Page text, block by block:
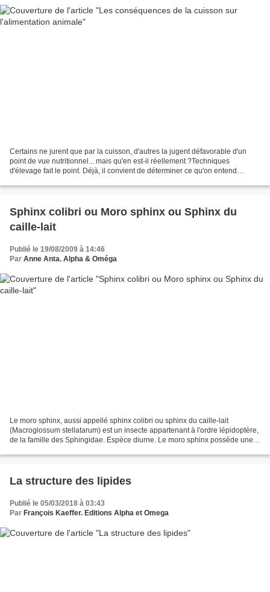
Certains ne jurent que par la cuisson, d'autres la jugent défavorable d'un
point de vue nutritionnel... mais qu'en est-il réellement ?Techniques
d'élevage fait le point. Déjà, il convient de déterminer ce qu'on entend
Sphinx colibri ou Moro sphinx ou Sphinx du
caille-lait
Publié le 19/08/2009 à 14:46
Par Anne Anta. Alpha & Oméga
Le moro sphinx, aussi appellé sphinx colibri ou sphinx du caille-lait
(Macroglossum stellatarum) est un insecte appartenant à l'ordre lépidoptère,
de la famille des Sphingidae. Espèce diurne. Le moro sphinx possède une
La structure des lipides
Publié le 05/03/2018 à 03:43
Par François Kaeffer. Editions Alpha et Omega